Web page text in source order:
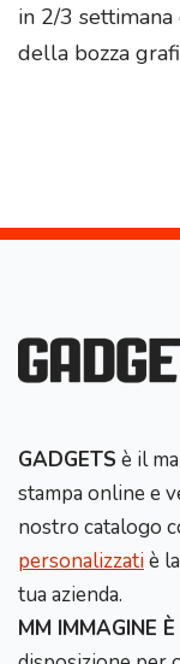
in 2/3
della bozza
GADGETS è il
stampa online e
nostro catalogo
personalizzatiè
tua azienda.
MM IMMAGINE